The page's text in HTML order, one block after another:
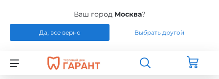
Ваш город Москва?
Да, все верно Выбрать другой
Назад
СТОМАТОЛОГИЯ
Назад
РАСХОДНЫЕ МАТЕРИАЛЫ
Назад
Назад
РАСХОДНЫЕ МАТЕРИАЛЫ